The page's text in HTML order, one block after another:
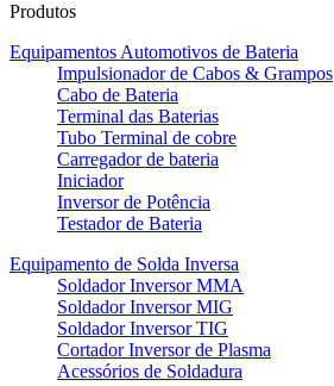
Produtos
Equipamentos Automotivos de Bateria
Impulsionador de Cabos & Grampos
Cabo de Bateria
Terminal das Baterias
Tubo Terminal de cobre
Carregador de bateria
Iniciador
Inversor de Potência
Testador de Bateria
Equipamento de Solda Inversa
Soldador Inversor MMA
Soldador Inversor MIG
Soldador Inversor TIG
Cortador Inversor de Plasma
Acessórios de Soldadura